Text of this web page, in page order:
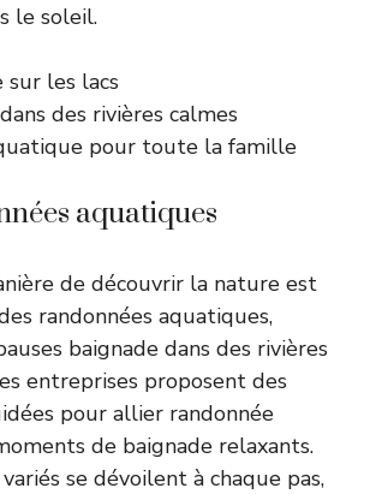
le soleil.
sur les lacs
des rivières calmes
pour toute la famille
aquatiques
de découvrir la nature est
randonnées aquatiques,
baignade dans des rivières
entreprises proposent des
pour allier randonnée
de baignade relaxants.
se dévoilent à chaque pas,